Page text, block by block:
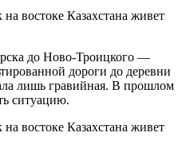
до Ново-Троицкого —
дороги до деревни
лишь гравийная. В прошлом
ситуацию.